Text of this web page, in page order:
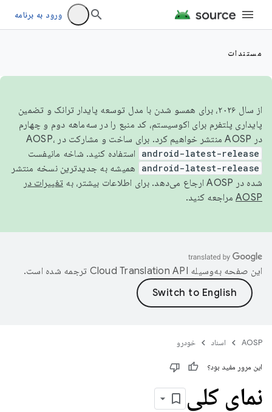
ورود به برنامه
مستندات
از سال ۲۰۲۶، برای همسو شدن با مدل توسعه پایدار ترانک و تضمین
پایداری پلتفرم برای اکوسیستم، کد منبع را در سه‌ماهه دوم و چهارم
در AOSP منتشر خواهیم کرد. برای ساخت و مشارکت در AOSP،
android-latest-release استفاده کنید. شاخه مانیفست
android-latest-release
همیشه به جدیدترین نسخه منتشر
شده در AOSP ارجاع می‌دهد. برای اطلاعات بیشتر، به
تغییرات در
AOSP مراجعه کنید.
این صفحه به‌وسیله ترجمه شده است.
AOSP اسناد خودرو
این مرور مفید بود؟
نمای کلی